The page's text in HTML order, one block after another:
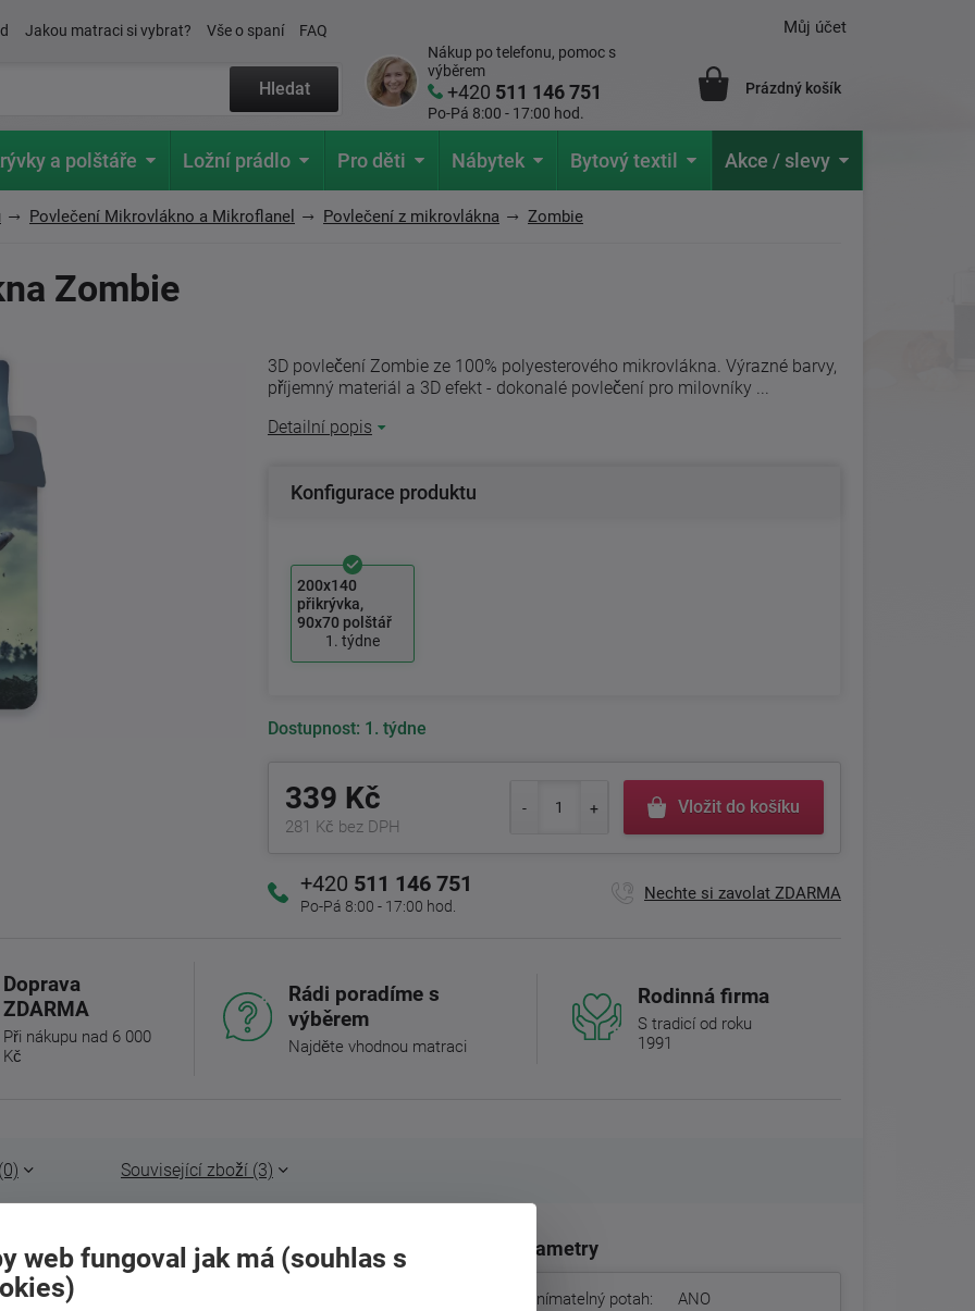
Jakou matraci si vybrat? Vše o spaní FAQ
Hledat
Nákup po telefonu, pomoc s
výběrem
+420 511 146 751
Po-Pá 8:00 - 17:00 hod.
Můj účet
Prázdný košík
a polštáře Ložní prádlo Pro děti Nábytek Bytový textil Akce / slevy
Povlečení Mikrovlákno a Mikroflanel Povlečení z mikrovlákna Zombie
Zombie
3D povlečení Zombie ze 100% polyesterového mikrovlákna. Výrazné barvy,
příjemný materiál a 3D efekt - dokonalé povlečení pro milovníky ...
Detailní popis
Konfigurace produktu
200x140
přikrývka,
90x70 polštář
1. týdne
Dostupnost: 1. týdne
339 Kč
281 Kč bez DPH
Vložit do košíku
+420 511 146 751
Po-Pá 8:00 - 17:00 hod.
Nechte si zavolat ZDARMA
Doprava
ZDARMA
Při nákupu nad 6 000
Kč
Rádi poradíme s
výběrem
Najděte vhodnou matraci
Rodinná firma
S tradicí od roku
1991
Související zboží (3)
mikrovlákna.
povlečení pro milovníky strachu.
Parametry
Snímatelný potah: ANO
web fungoval jak má (souhlas s